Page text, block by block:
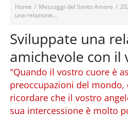
Home / Messaggi del Santo Amore /
una relazione...
Sviluppate una
amichevole con il
"Quando il vostro cuore è
preoccupazioni del
ricordare che il vostro
sua intercessione è molto